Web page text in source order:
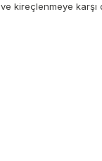
karşı